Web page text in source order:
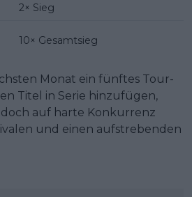
2× Sieg
10× Gesamtsieg
Monat ein fünftes Tour-
Titel in Serie hinzufügen,
auf harte Konkurrenz
und einen aufstrebenden